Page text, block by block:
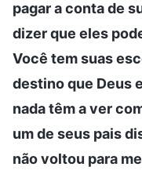
pagar a conta de
dizer que eles
Você tem suas
destino que Deus
nada têm a ver
um de seus pais
não voltou para